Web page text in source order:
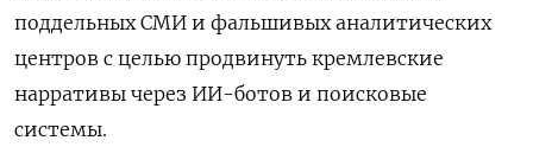
поддельных СМИ и фальшивых аналитических
центров с целью продвинуть кремлевские
нарративы через ИИ-ботов и поисковые
системы.